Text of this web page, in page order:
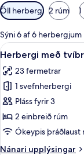
Síur
í
boði
fyrir
herbergi
Öll herbergi 2 rúm
Sýni 6 af 6 herbergjum
Skoða
allar
myndir
fyrir
Herbergi
með
tvíbreiðu
9
Herbergi með
23 fermetrar
1 svefnherbergi
Pláss fyrir 3
2 einbreið rúm
Ókeypis þráðlaust
Nánari upplýsingar
Nánari